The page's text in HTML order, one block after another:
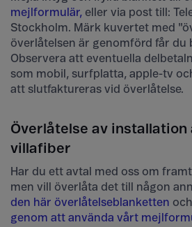
mejlformulär, eller via post till:
Stockholm. Märk kuvertet med
överlåtelsen är genomförd får du
Observera att eventuella
som mobil, surfplatta, apple-tv
att slutfaktureras vid överlåtelse.
Överlåtelse av installation
villafiber
Har du ett avtal med oss om
men vill överlåta det till någon
den här överlåtelseblanketten
genom att använda vårt